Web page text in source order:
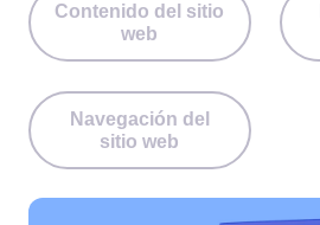
Contenido del sitio
web
Navegación del
sitio web